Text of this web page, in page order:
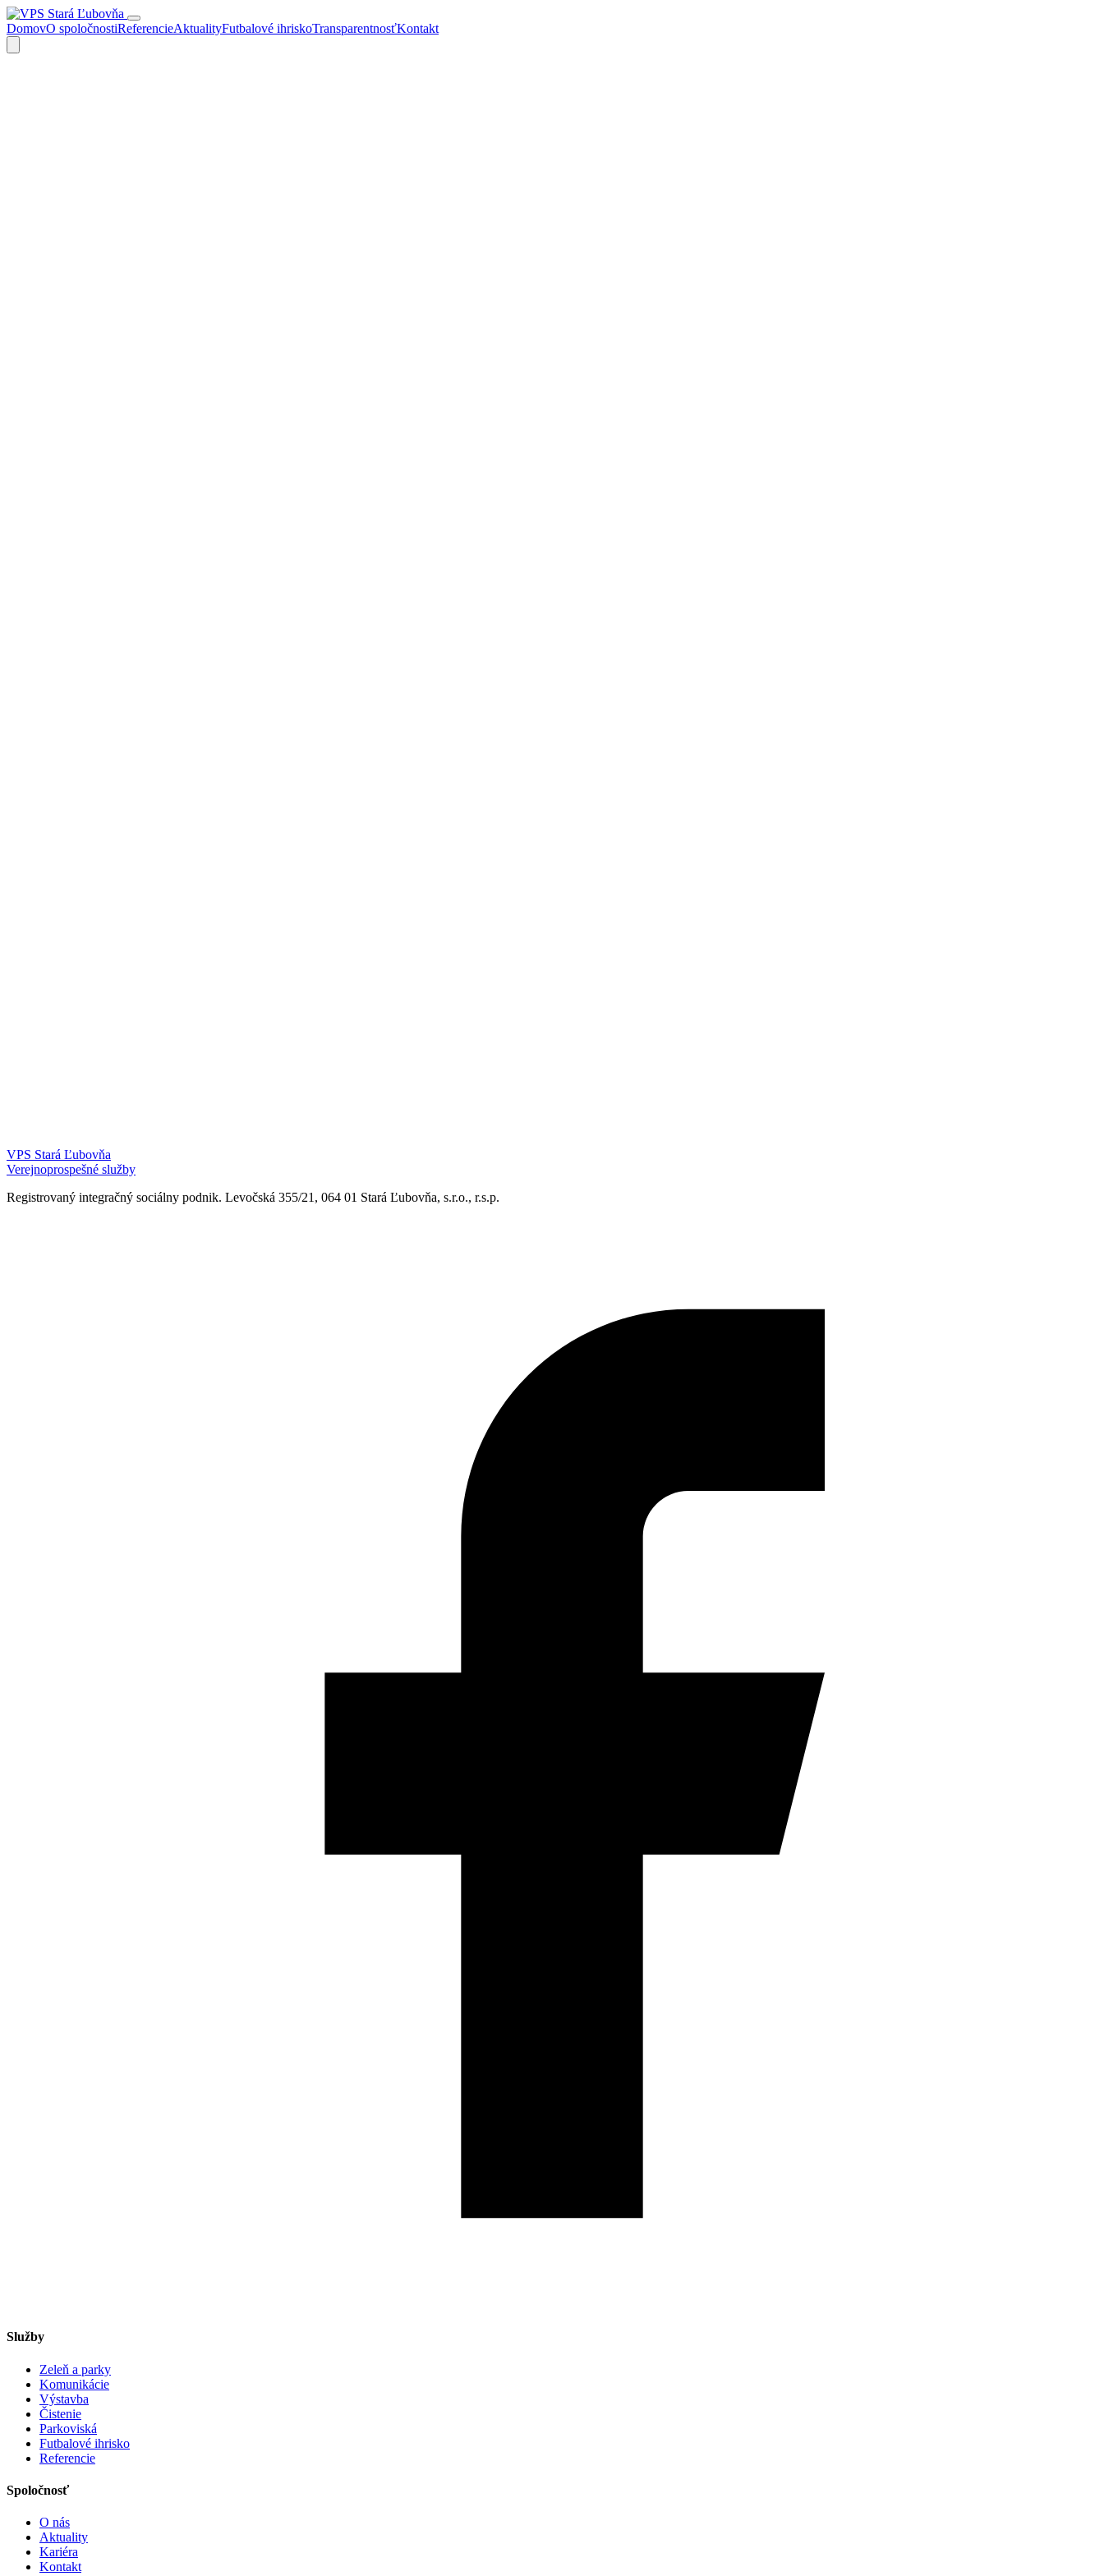
DomovO spoločnostiReferencieAktualityFutbalové ihriskoTransparentnosťKontakt
VPS Stará Ľubovňa
Verejnoprospešné služby
Registrovaný integračný sociálny podnik. Levočská 355/21, 064 01 Stará Ľubovňa, s.r.o., r.s.p.
Služby
Zeleň a parky
Komunikácie
Výstavba
Čistenie
Parkoviská
Futbalové ihrisko
Referencie
Spoločnosť
O nás
Aktuality
Kariéra
Kontakt